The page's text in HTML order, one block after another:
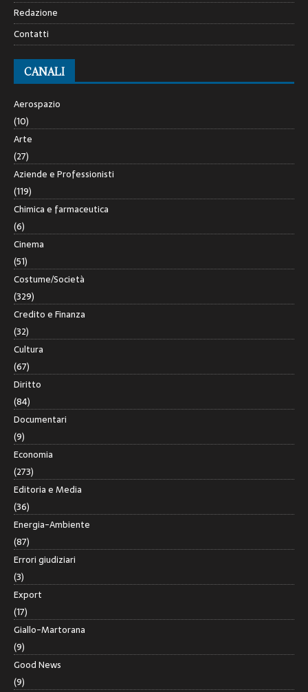
Redazione
Contatti
CANALI
Aerospazio
(10)
Arte
(27)
Aziende e Professionisti
(119)
Chimica e farmaceutica
(6)
Cinema
(51)
Costume/Società
(329)
Credito e Finanza
(32)
Cultura
(67)
Diritto
(84)
Documentari
(9)
Economia
(273)
Editoria e Media
(36)
Energia-Ambiente
(87)
Errori giudiziari
(3)
Export
(17)
Giallo-Martorana
(9)
Good News
(9)